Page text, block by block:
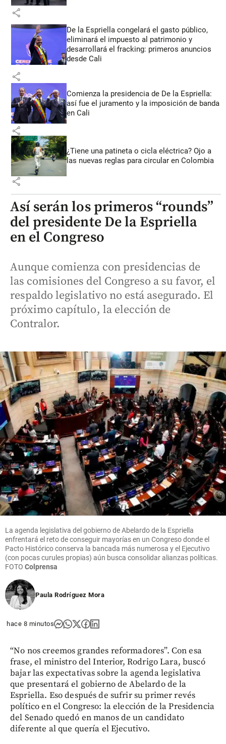
share
De la Espriella congelará el gasto público,
eliminará el impuesto al patrimonio y
desarrollará el fracking: primeros anuncios
desde Cali
share
Comienza la presidencia de De la Espriella:
así fue el juramento y la imposición de banda
en Cali
share
¿Tiene una patineta o cicla eléctrica? Ojo a
las nuevas reglas para circular en Colombia
share
Así serán los primeros “rounds”
del presidente De la Espriella
en el Congreso
Aunque comienza con presidencias de
las comisiones del Congreso a su favor, el
respaldo legislativo no está asegurado. El
próximo capítulo, la elección de
Contralor.
La agenda legislativa del gobierno de Abelardo de la Espriella
enfrentará el reto de conseguir mayorías en un Congreso donde el
Pacto Histórico conserva la bancada más numerosa y el Ejecutivo
(con pocas curules propias) aún busca consolidar alianzas políticas.
FOTO Colprensa
Paula Rodríguez Mora
hace 8 minutos
“No nos creemos grandes reformadores”. Con esa
frase, el ministro del Interior, Rodrigo Lara, buscó
bajar las expectativas sobre la agenda legislativa
que presentará el gobierno de Abelardo de la
Espriella. Eso después de sufrir su primer revés
político en el Congreso: la elección de la Presidencia
del Senado quedó en manos de un candidato
diferente al que quería el Ejecutivo.